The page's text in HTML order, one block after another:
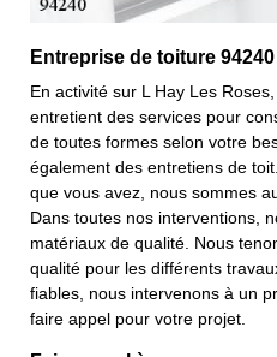
Entreprise de toiture
En activité sur L Hay Les
entretient des services pour
de toutes formes selon votre
également des entretiens de
que vous avez, nous sommes
Dans toutes nos interventions,
matériaux de qualité. Nous
qualité pour les différents
fiables, nous intervenons à un
faire appel pour votre projet.